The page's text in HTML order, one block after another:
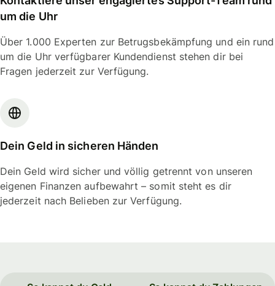
um die Uhr
Über 1.000 Experten zur Betrugsbekämpfung und ein rund
um die Uhr verfügbarer Kundendienst stehen dir bei
Fragen jederzeit zur Verfügung.
Dein Geld in sicheren Händen
Dein Geld wird sicher und völlig getrennt von unseren
eigenen Finanzen aufbewahrt – somit steht es dir
jederzeit nach Belieben zur Verfügung.